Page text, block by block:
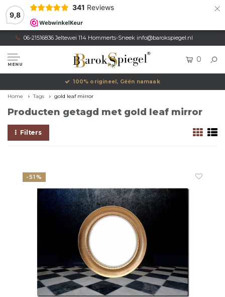
9,8
341 Reviews ×
06-21516836 Jeltewei 114 Hommerts-Sneek info@barokspiegel.nl
MENU
0
100% origineel, Géén namaak
Home Tags gold leaf mirror
Producten getagd met gold leaf mirror
Filters
-51%